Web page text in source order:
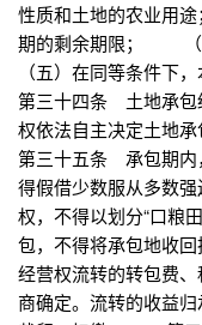
性质和土地的农业用
期的剩余期限； （
（五）在同等条件
第三十四条 土地承包
权依法自主决定土地
第三十五条 承包期内
得假借少数服从多数
权，不得以划分“口粮
包，不得将承包地
经营权流转的转包费
商确定。流转的收益